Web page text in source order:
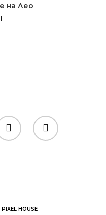
на Лео
PIXEL HOUSE